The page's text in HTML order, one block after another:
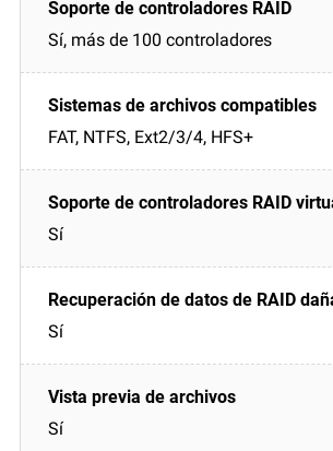
Sí, más de 100 controladores
FAT, NTFS, Ext2/3/4, HFS+
Sí
Sí
Sí